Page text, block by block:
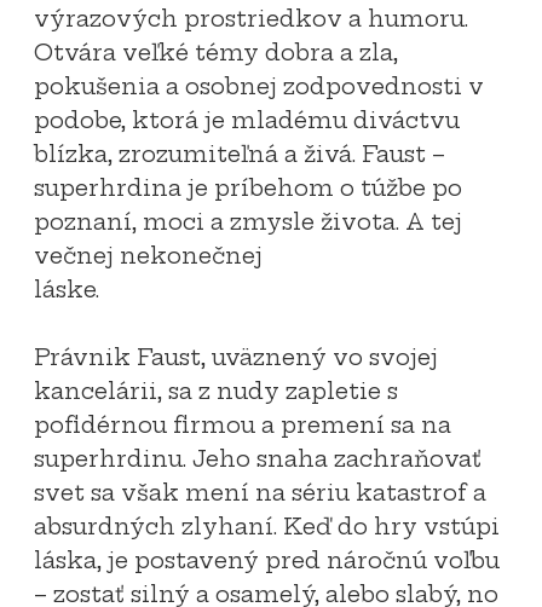
výrazových prostriedkov a humoru.
Otvára veľké témy dobra a zla,
pokušenia a osobnej zodpovednosti v
podobe, ktorá je mladému diváctvu
blízka, zrozumiteľná a živá. Faust –
superhrdina je príbehom o túžbe po
poznaní, moci a zmysle života. A tej
večnej nekonečnej
láske.
Právnik Faust, uväznený vo svojej
kancelárii, sa z nudy zapletie s
pofidérnou firmou a premení sa na
superhrdinu. Jeho snaha zachraňovať
svet sa však mení na sériu katastrof a
absurdných zlyhaní. Keď do hry vstúpi
láska, je postavený pred náročnú voľbu
– zostať silný a osamelý, alebo slabý, no